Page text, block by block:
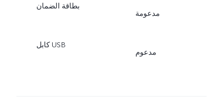
بطاقة الضمان
مدعومة
كابل USB
مدعوم